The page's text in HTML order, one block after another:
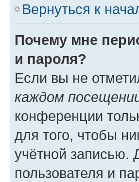
Вернуться к
Почему мне
и пароля?
Если вы не
каждом
конференции
для того, чтобы
учётной записью.
пользователя и